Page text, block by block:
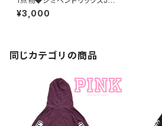
ロッキープリントTシャツ古着L
メンズレディースOKアメカジ90
¥3,000
同じカテゴリの商品